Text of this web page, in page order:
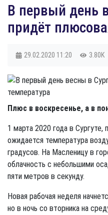
В первый день
придёт
29.02.2020 11:20 3.80K
Плюс в воскресенье, а в
1 марта 2020 года в Сургуте,
ожидается температура
градусов. На Масленицу в
облачность с небольшими
пяти метров в секунду.
Новая рабочая неделя
но в ночь со вторника на